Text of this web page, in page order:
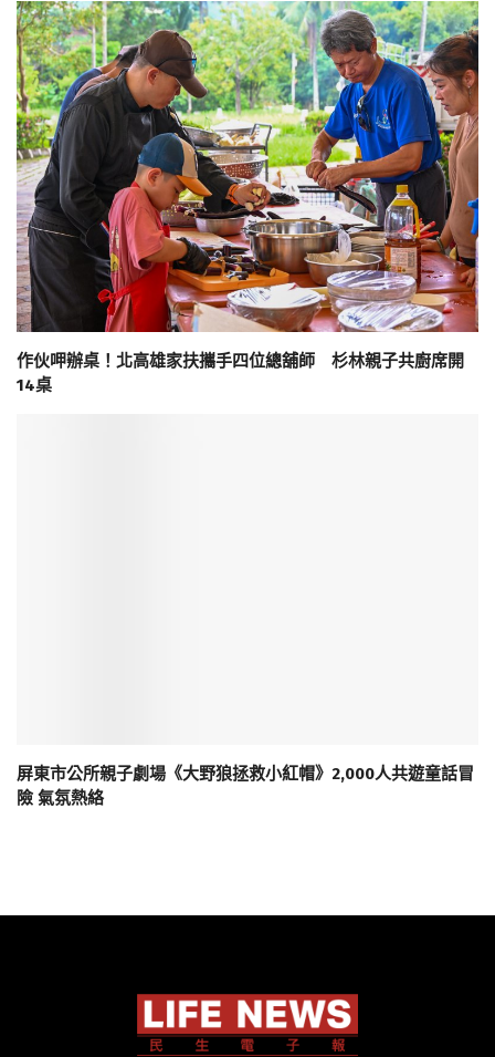
作伙呷辦桌！北高雄家扶攜手四位總舖師 杉林親子共廚席開
14桌
屏東市公所親子劇場《大野狼拯救小紅帽》2,000人共遊童話冒
險 氣氛熱絡